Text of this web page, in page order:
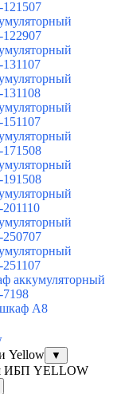
аккумуляторный
А8
Yellow
▼
ИБП YELLOW